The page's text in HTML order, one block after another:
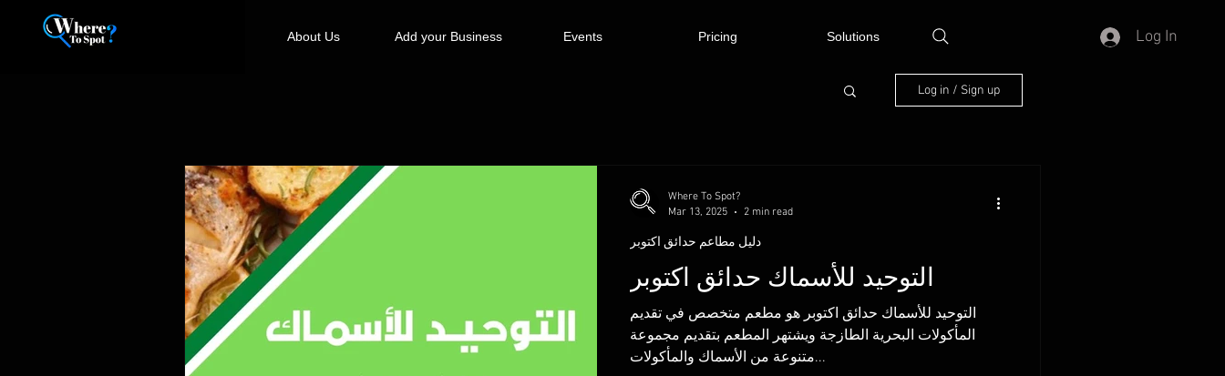
About Us Add your Business Events Pricing Solutions Log In
Log in / Sign up
التوحيد للأسماك حدائق اكتوبر
التوحيد للأسماك حدائق اكتوبر هو مطعم متخصص في تقديم
المأكولات البحرية الطازجة ويشتهر المطعم بتقديم مجموعة
متنوعة من الأسماك والمأكولات...
دليل مطاعم حدائق اكتوبر
Where To Spot?
Mar 13, 2025
2 min read